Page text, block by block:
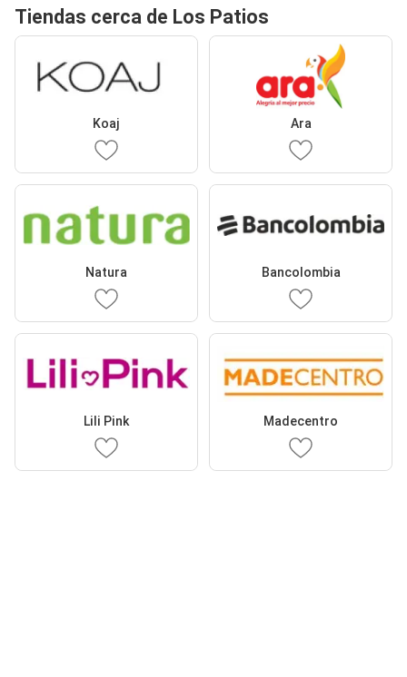
Tiendas cerca de Los Patios
Koaj Ara
Natura Bancolombia
Lili Pink Madecentro